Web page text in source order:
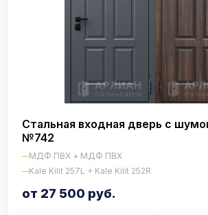
Стальная входная дверь с
№742
МДФ ПВХ + МДФ ПВХ
Kale Kilit 257L + Kale Kilit 252R
от 27 500 руб.